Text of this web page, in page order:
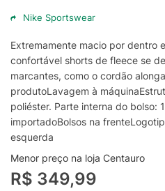
Nike Sportswear
Extremamente macio por dentro
confortável shorts de fleece se
marcantes, como o cordão
produtoLavagem à
poliéster. Parte interna do bolso:
importadoBolsos na
esquerda
Menor preço na loja Centauro
R$ 349,99